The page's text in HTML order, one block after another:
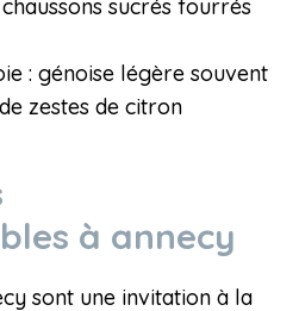
sucrés fourrés
: génoise légère souvent
zestes de citron
à annecy
sont une invitation à la